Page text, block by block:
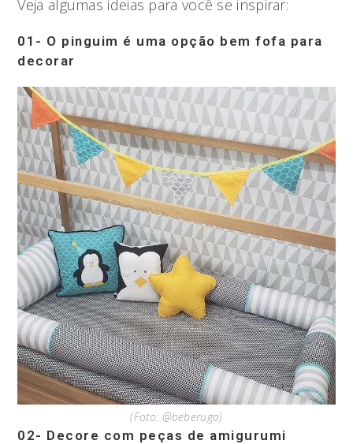
Veja algumas ideias para você se inspirar:
01- O pinguim é uma opção bem fofa para
decorar
(Foto: @beberuga)
02- Decore com peças de amigurumi